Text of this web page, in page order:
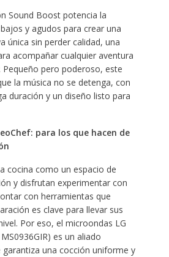
Sound Boost potencia la
y agudos para crear una
única sin perder calidad, una
acompañar cualquier aventura
Pequeño pero poderoso, este
la música no se detenga, con
duración y un diseño listo para
para los que hacen de
cocina como un espacio de
y disfrutan experimentar con
con herramientas que
es clave para llevar sus
Por eso, el microondas LG
es un aliado
garantiza una cocción uniforme y